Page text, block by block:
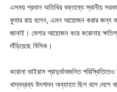
এসময় প্রধান অতিথির বক্তব্যে স্থানীয়
কুমার রায় বলেন, এমন আয়োজন করার জন্য
জানাই। মেলার আয়োজন করে করোনায়
দাঁড়িয়েছে বিসিক।
করোনা ভাইরাস প্রাদুর্ভাবজনিত
খাদ্যদ্রব্য উৎপাদন অব্যাহত ছিল বলে দেশে